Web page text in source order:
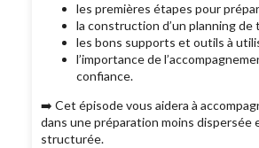
les premières étapes pour
la construction d’un planning de
les bons supports et outils à
l’importance de
confiance.
➡️ Cet épisode vous aidera à
dans une préparation moins dispersée
structurée.